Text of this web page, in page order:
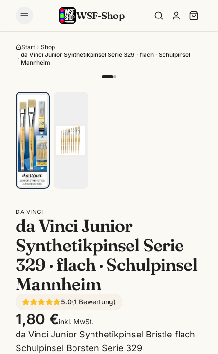
WSF-Shop
Start
Shop
da Vinci Junior Synthetikpinsel Serie 329 · flach · Schulpinsel
Mannheim
DA VINCI
da Vinci Junior
Synthetikpinsel Serie
329 · flach · Schulpinsel
Mannheim
5.0(1 Bewertung)
1,80 €inkl. MwSt.
da Vinci Junior Synthetikpinsel Bristle flach
Schulpinsel Borsten Serie 329